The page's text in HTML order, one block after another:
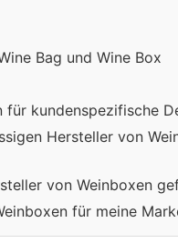
Bag und Wine Box
für kundenspezifische
Hersteller von
von Weinboxen
für meine